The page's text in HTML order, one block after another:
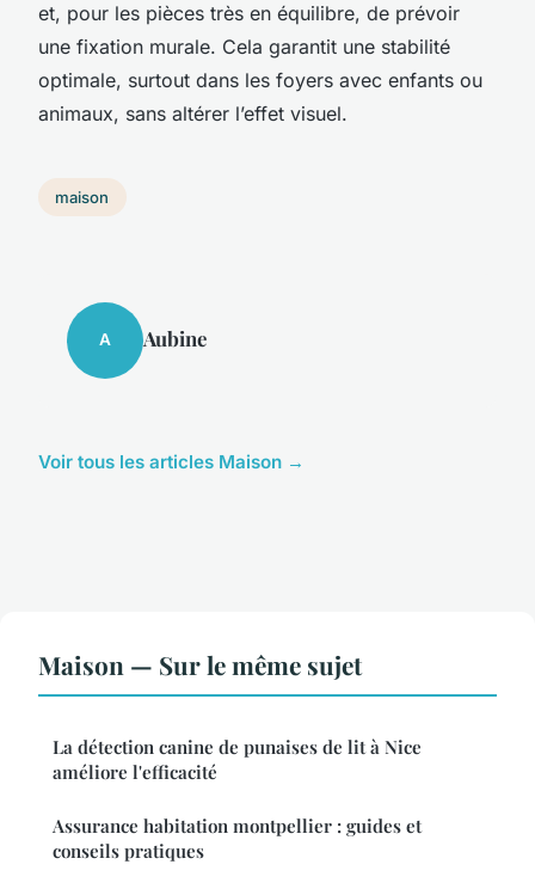
et, pour les pièces très en équilibre, de prévoir
une fixation murale. Cela garantit une stabilité
optimale, surtout dans les foyers avec enfants ou
animaux, sans altérer l’effet visuel.
maison
A Aubine
Voir tous les articles Maison →
Maison — Sur le même sujet
La détection canine de punaises de lit à Nice
améliore l'efficacité
Assurance habitation montpellier : guides et
conseils pratiques